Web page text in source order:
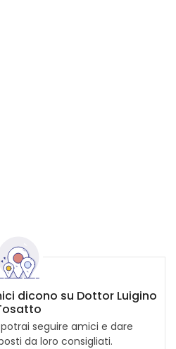
dicono su Dottor Luigino
seguire amici e dare
da loro consigliati.